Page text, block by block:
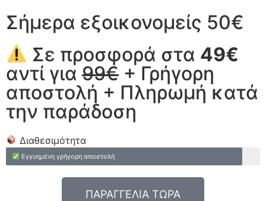
Σήμερα εξοικονομείς 50€
Σε προσφορά στα 49€
αντί για 99€ + Γρήγορη
αποστολή + Πληρωμή κατά
την παράδοση
Διαθεσιμότητα
Εγγυημένη γρήγορη αποστολή
ΠΑΡΑΓΓΕΛΙΑ ΤΩΡΑ